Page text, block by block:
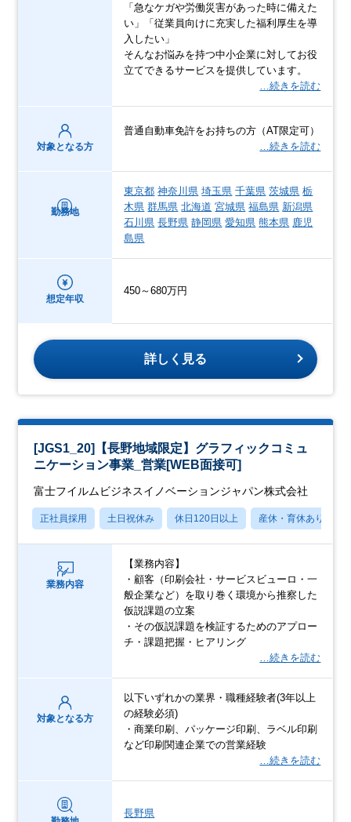
「急なケガや労働災害があった時に備えた
い」「従業員向けに充実した福利厚生を導
入したい」
そんなお悩みを持つ中小企業に対してお役
立てできるサービスを提供しています。
…続きを読む
対象となる方
普通自動車免許をお持ちの方（AT限定可）
…続きを読む
勤務地
東京都 神奈川県 埼玉県 千葉県 茨城県 栃
木県 群馬県 北海道 宮城県 福島県 新潟県
石川県 長野県 静岡県 愛知県 熊本県 鹿児
島県
想定年収
450～680万円
詳しく見る
[JGS1_20]【長野地域限定】グラフィックコミュ
ニケーション事業_営業[WEB面接可]
富士フイルムビジネスイノベーションジャパン株式会社
正社員採用 土日祝休み 休日120日以上 産休・育休あり
業務内容
【業務内容】
・顧客（印刷会社・サービスビューロ・一
般企業など）を取り巻く環境から推察した
仮説課題の立案
・その仮説課題を検証するためのアプロー
チ・課題把握・ヒアリング
…続きを読む
対象となる方
以下いずれかの業界・職種経験者(3年以上
の経験必須)
・商業印刷、パッケージ印刷、ラベル印刷
など印刷関連企業での営業経験
…続きを読む
長野県